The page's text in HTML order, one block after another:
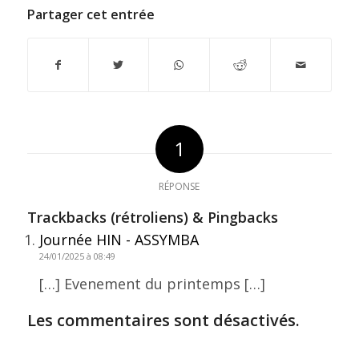
Partager cet entrée
1
RÉPONSE
Trackbacks (rétroliens) & Pingbacks
Journée HIN - ASSYMBA
24/01/2025 à 08:49
[…] Evenement du printemps […]
Les commentaires sont désactivés.